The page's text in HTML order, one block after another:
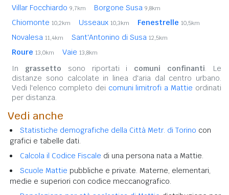
Villar Focchiardo 9,7km Borgone Susa 9,8km
Chiomonte 10,2km Usseaux 10,3km Fenestrelle 10,5km
Novalesa 11,4km Sant'Antonino di Susa 12,5km
Roure 13,0km Vaie 13,8km
In grassetto sono riportati i comuni confinanti. Le
distanze sono calcolate in linea d'aria dal centro urbano.
Vedi l'elenco completo dei comuni limitrofi a Mattie ordinati
per distanza.
Vedi anche
Statistiche demografiche della Città Metr. di Torino con
grafici e tabelle dati.
Calcola il Codice Fiscale di una persona nata a Mattie.
Scuole Mattie pubbliche e private. Materne, elementari,
medie e superiori con codice meccanografico.